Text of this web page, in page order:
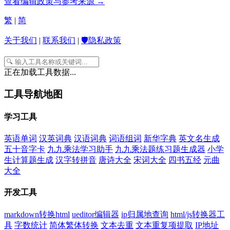
繁 | 简
关于我们 | 联系我们 | 🛡️隐私政策
正在加载工具数据...
工具导航地图
学习工具
英语单词 汉英词典 汉语词典 词语组词 新华字典 英文名生成
五十音字卡 九九乘法学习助手 九九乘法题练习题生成器 小学
生计算题生成 汉字转拼音 唐诗大全 宋词大全 四书五经 元曲
大全
开发工具
markdown转换html ueditor编辑器 ip归属地查询 html/js转换器工
具 字数统计 简体繁体转换 文本去重 文本重复项提取 IP地址